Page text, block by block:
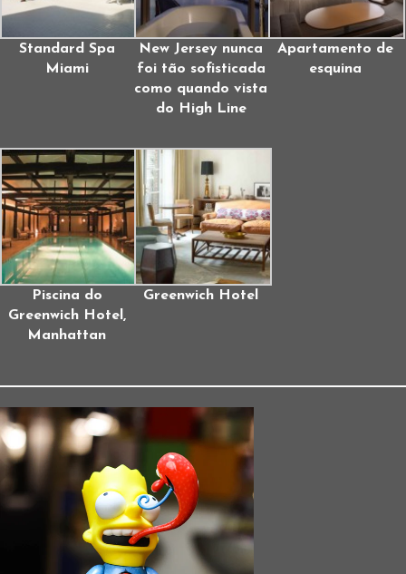
Standard Spa
Miami
New Jersey nunca
foi tão sofisticada
como quando vista
do High Line
Apartamento de
esquina
Piscina do
Greenwich Hotel,
Manhattan
Greenwich Hotel